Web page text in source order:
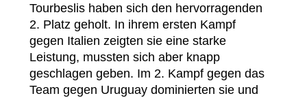
Tourbeslis haben sich den hervorragenden
2. Platz geholt. In ihrem ersten Kampf
gegen Italien zeigten sie eine starke
Leistung, mussten sich aber knapp
geschlagen geben. Im 2. Kampf gegen das
Team gegen Uruguay dominierten sie und